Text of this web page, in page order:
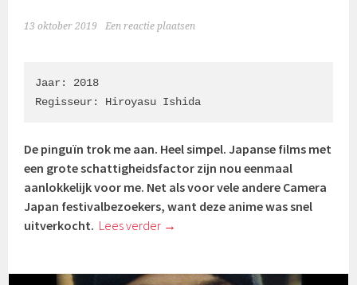
13 oktober 2019 Een reactie plaatsen
Jaar: 2018
Regisseur: Hiroyasu Ishida
De pinguïn trok me aan. Heel simpel. Japanse films met
een grote schattigheidsfactor zijn nou eenmaal
aanlokkelijk voor me. Net als voor vele andere Camera
Japan festivalbezoekers, want deze anime was snel
uitverkocht. Lees verder →